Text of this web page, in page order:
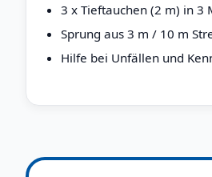
3 x Tieftauchen (2 m) in 3
Sprung aus 3 m / 10 m
Hilfe bei Unfällen und